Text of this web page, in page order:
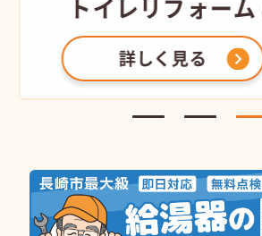
トイレリフォーム
詳しく見る